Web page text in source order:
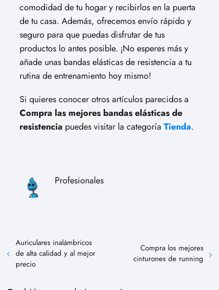
comodidad de tu hogar y recibirlos en la puerta
de tu casa. Además, ofrecemos envío rápido y
seguro para que puedas disfrutar de tus
productos lo antes posible. ¡No esperes más y
añade unas bandas elásticas de resistencia a tu
rutina de entrenamiento hoy mismo!
Si quieres conocer otros artículos parecidos a
Compra las mejores bandas elásticas de
resistencia puedes visitar la categoría Tienda.
Profesionales
Auriculares inalámbricos
de alta calidad y al mejor
precio
Compra los mejores
cinturones de running